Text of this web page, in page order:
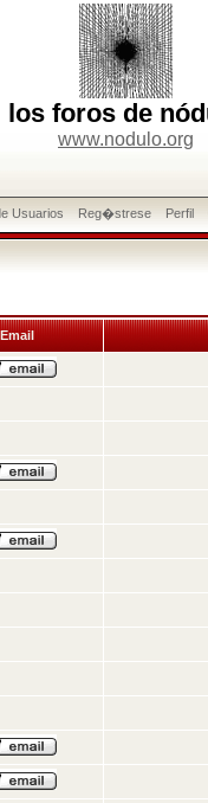
los foros de
www.nodulo.org
Usuarios Reg�strese Perfil
Email